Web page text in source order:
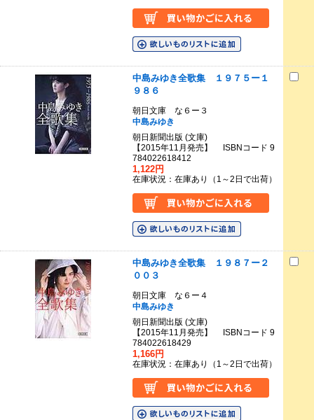
中島みゆき全歌集 １９７５ー１
９８６
朝日文庫 な６ー３
中島みゆき
朝日新聞出版 (文庫)
【2015年11月発売】 ISBNコード 9
784022618412
1,122円
在庫状況：在庫あり（1～2日で出荷）
中島みゆき全歌集 １９８７ー２
００３
朝日文庫 な６ー４
中島みゆき
朝日新聞出版 (文庫)
【2015年11月発売】 ISBNコード 9
784022618429
1,166円
在庫状況：在庫あり（1～2日で出荷）